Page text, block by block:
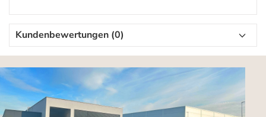
Kundenbewertungen (0)